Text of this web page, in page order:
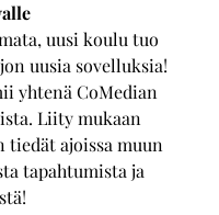
uusi koulu tuo
uusia sovelluksia!
yhtenä CoMedian
Liity mukaan
tiedät ajoissa muun
tapahtumista ja